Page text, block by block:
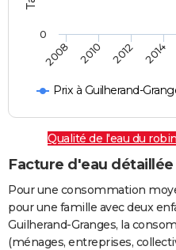
Prix à Guilherand-
2008 2010 2012 2014
0
Qualité de l'eau du
Facture d'eau
Pour une consommation
pour une famille avec deux
Guilherand-Granges, la
(ménages, entreprises,